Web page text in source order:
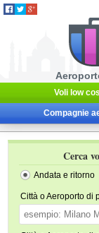
Voli low
Compagnie
Cerca
Andata e ritorno
Città o Aeroporto di